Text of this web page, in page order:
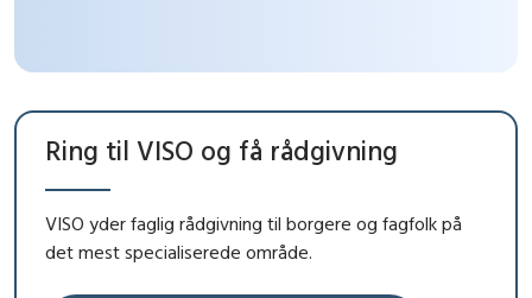
Ring til VISO og få rådgivning
VISO yder faglig rådgivning til borgere og fagfolk på
det mest specialiserede område.